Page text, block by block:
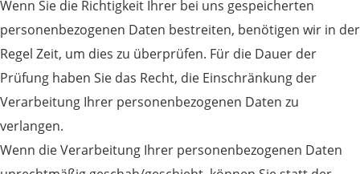
Wenn Sie die Richtigkeit Ihrer bei uns gespeicherten
personenbezogenen Daten bestreiten, benötigen wir in der
Regel Zeit, um dies zu überprüfen. Für die Dauer der
Prüfung haben Sie das Recht, die Einschränkung der
Verarbeitung Ihrer personenbezogenen Daten zu
verlangen.
Wenn die Verarbeitung Ihrer personenbezogenen Daten